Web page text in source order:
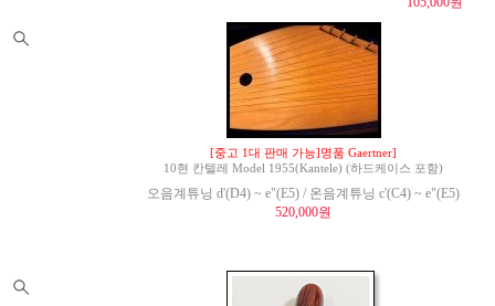
[중고 1대 판매 가능]명품 Gaertner]
10현 칸텔레 Model 1955(Kantele) (하드케이스 포함)
오음계튜닝 d'(D4) ~ e"(E5) / 온음계튜닝 c'(C4) ~ e"(E5)
520,000원